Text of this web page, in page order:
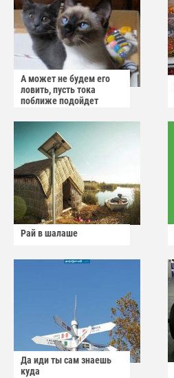
А может не будем его
ловить, пусть тока
поближе подойдет
Рай в шалаше
Да иди ты сам знаешь
куда